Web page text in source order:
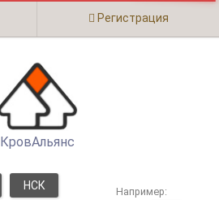
Регистрация
КровАльянс
НСК Например: